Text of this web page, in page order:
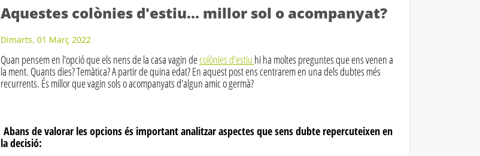
Aquestes colònies d'estiu... millor sol o acompanyat?
Dimarts, 01 Març 2022
Quan pensem en l'opció que els nens de la casa vagin decolònies d'estiu hi ha moltes preguntes que ens venen a
la ment. Quants dies? Temàtica? A partir de quina edat? En aquest post ens centrarem en una dels dubtes més
recurrents. És millor que vagin sols o acompanyats d'algun amic o germà?
Abans de valorar les opcions és important analitzar aspectes que sens dubte repercuteixen en
la decisió: